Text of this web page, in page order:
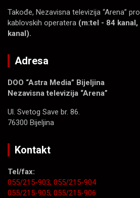
Takođe, Nezavisna televizija “Arena”
kablovskih operatera (m:tel - 84
kanal).
Adresa
DOO “Astra Media” Bijeljina
Nezavisna televizija “Arena”
Ul. Svetog Save br. 86.
76300 Bijeljina
Kontakt
Tel/fax:
055/215-903; 055/215-904
055/215-905; 055/215-906